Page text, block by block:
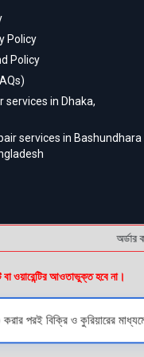
Policy
Policy
services in Dhaka,
services in Bashundhara
অর্ডার
ওয়ারেন্টির আওতাভুক্ত হবে না।
পরই বিক্রি ও কুরিয়ারের